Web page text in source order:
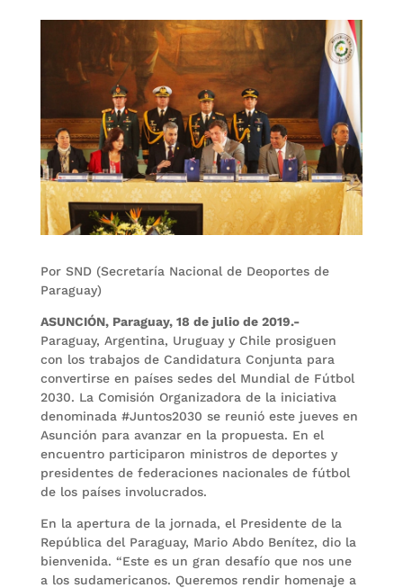
Por SND (Secretaría Nacional de Deoportes de
Paraguay)
ASUNCIÓN, Paraguay, 18 de julio de 2019.-
Paraguay, Argentina, Uruguay y Chile prosiguen
con los trabajos de Candidatura Conjunta para
convertirse en países sedes del Mundial de Fútbol
2030. La Comisión Organizadora de la iniciativa
denominada #Juntos2030 se reunió este jueves en
Asunción para avanzar en la propuesta. En el
encuentro participaron ministros de deportes y
presidentes de federaciones nacionales de fútbol
de los países involucrados.
En la apertura de la jornada, el Presidente de la
República del Paraguay, Mario Abdo Benítez, dio la
bienvenida. “Este es un gran desafío que nos une
a los sudamericanos. Queremos rendir homenaje a